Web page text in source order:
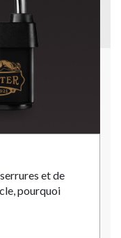
et de
pourquoi